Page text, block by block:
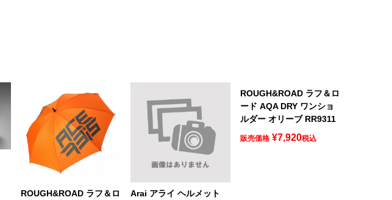
ROUGH&ROAD ラフ＆ロ
Arai アライ ヘルメット
ROUGH&ROAD ラフ＆ロ
ード AQA DRY ワンショ
ルダー オリーブ RR9311
販売価格 ¥7,920税込